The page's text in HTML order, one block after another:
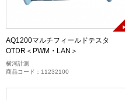
AQ1200マルチフィールドテスタ
OTDR＜PWM・LAN＞
横河計測
商品コード：11232100